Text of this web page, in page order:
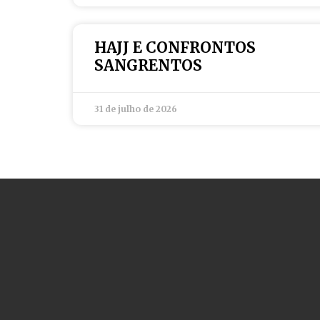
HAJJ E CONFRONTOS
SANGRENTOS
31 de julho de 2026